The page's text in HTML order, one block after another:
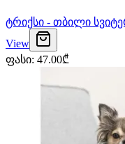
ტრიქსი - თბილი
View
ფასი: 47.00₾